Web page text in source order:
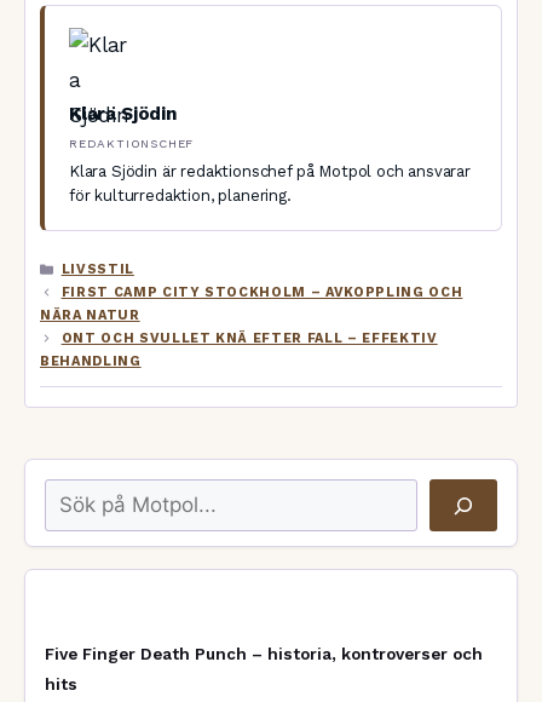
Klara Sjödin
REDAKTIONSCHEF
Klara Sjödin är redaktionschef på Motpol och ansvarar
för kulturredaktion, planering.
KATEGORIER
LIVSSTIL
FIRST CAMP CITY STOCKHOLM – AVKOPPLING OCH
NÄRA NATUR
ONT OCH SVULLET KNÄ EFTER FALL – EFFEKTIV
BEHANDLING
Sök
Five Finger Death Punch – historia, kontroverser och
hits